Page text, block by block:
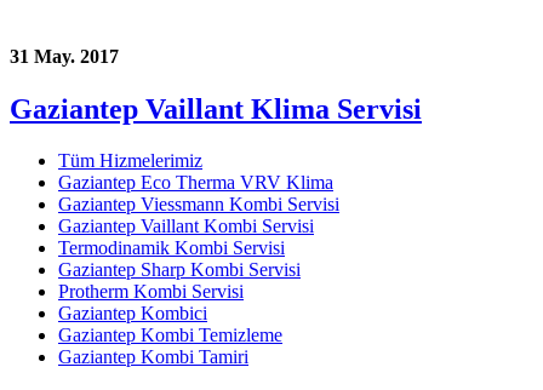
31 May. 2017
Gaziantep Vaillant Klima Servisi
Tüm Hizmelerimiz
Gaziantep Eco Therma VRV Klima
Gaziantep Viessmann Kombi Servisi
Gaziantep Vaillant Kombi Servisi
Termodinamik Kombi Servisi
Gaziantep Sharp Kombi Servisi
Protherm Kombi Servisi
Gaziantep Kombici
Gaziantep Kombi Temizleme
Gaziantep Kombi Tamiri